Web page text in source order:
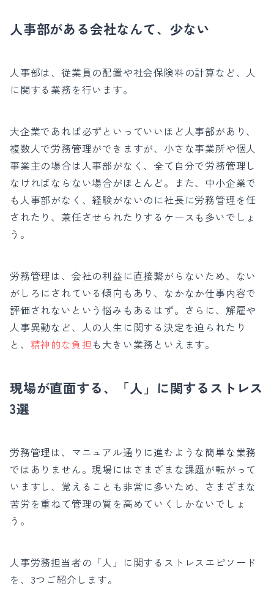
人事部がある会社なんて、少ない
人事部は、従業員の配置や社会保険料の計算など、人
に関する業務を行います。
大企業であれば必ずといっていいほど人事部があり、
複数人で労務管理ができますが、 小さな事業所や個人
事業主の場合は人事部がなく、全て自分で労務管理し
なければならない場合がほとんど。また、中小企業で
も人事部がなく、経験がないのに社長に労務管理を任
されたり、兼任させられたりするケースも多いでしょ
う。
労務管理は、会社の利益に直接繋がらないため、ない
がしろにされている傾向もあり、なかなか仕事内容で
評価されないという悩みもあるはず。 さらに、解雇や
人事異動など、人の人生に関する決定を迫られたり
と、 精神的な負担も大きい業務といえます。
現場が直面する、「人」に関するストレス
3選
労務管理は、マニュアル通りに進むような簡単な業務
ではありません。現場にはさまざまな課題が転がって
いますし、覚えることも非常に多いため、さまざまな
苦労を重ねて管理の質を高めていくしかないでしょ
う。
人事労務担当者の「人」に関するストレスエピソード
を、3つご紹介します。